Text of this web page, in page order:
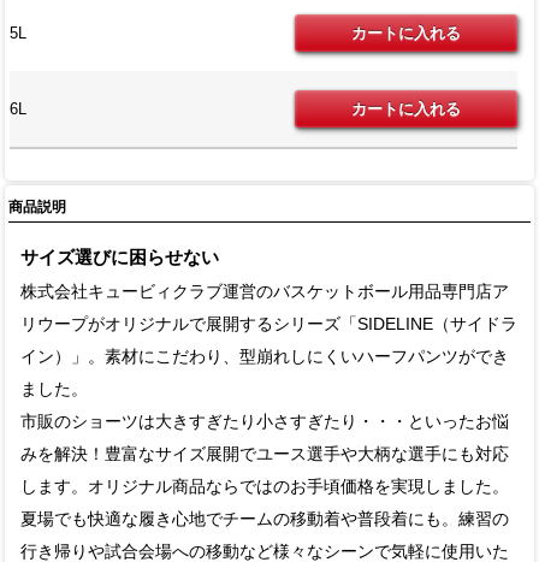
5L
6L
商品説明
サイズ選びに困らせない
株式会社キュービィクラブ運営のバスケットボール用品専門店ア
リウープがオリジナルで展開するシリーズ「SIDELINE（サイドラ
イン）」。素材にこだわり、型崩れしにくいハーフパンツができ
ました。
市販のショーツは大きすぎたり小さすぎたり・・・といったお悩
みを解決！豊富なサイズ展開でユース選手や大柄な選手にも対応
します。オリジナル商品ならではのお手頃価格を実現しました。
夏場でも快適な履き心地でチームの移動着や普段着にも。練習の
行き帰りや試合会場への移動など様々なシーンで気軽に使用いた